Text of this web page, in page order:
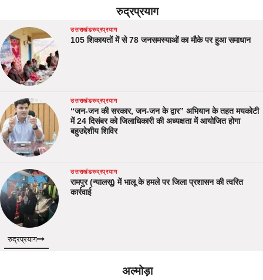
रुद्रप्रयाग
उत्तराखंडरुद्रप्रयाग
105 शिकायतों में से 78 जनसमस्याओं का मौके पर हुआ समाधान
उत्तराखंडरुद्रप्रयाग
“जन-जन की सरकार, जन-जन के द्वार” अभियान के तहत मयकोटी
में 24 दिसंबर को जिलाधिकारी की अध्यक्षता में आयोजित होगा
बहुउद्देशीय शिविर
उत्तराखंडरुद्रप्रयाग
रामपुर (न्यालसू) में भालू के हमले पर जिला प्रशासन की त्वरित
कार्रवाई
रुद्रप्रयाग
अल्मोड़ा